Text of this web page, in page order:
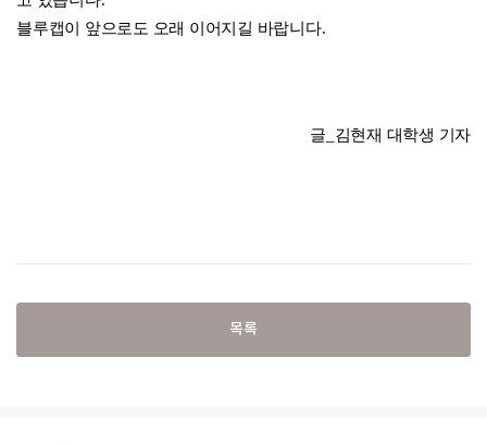
블루캡이 앞으로도 오래 이어지길 바랍니다.
글_김현재 대학생 기자
목록